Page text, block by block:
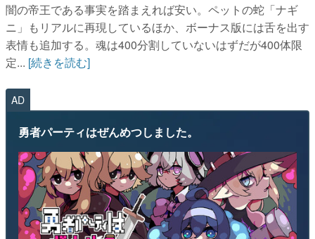
闇の帝王である事実を踏まえれば安い。ペットの蛇「ナギ
ニ」もリアルに再現しているほか、ボーナス版には舌を出す
表情も追加する。魂は400分割していないはずだが400体限
定... [続きを読む]
AD
勇者パーティはぜんめつしました。